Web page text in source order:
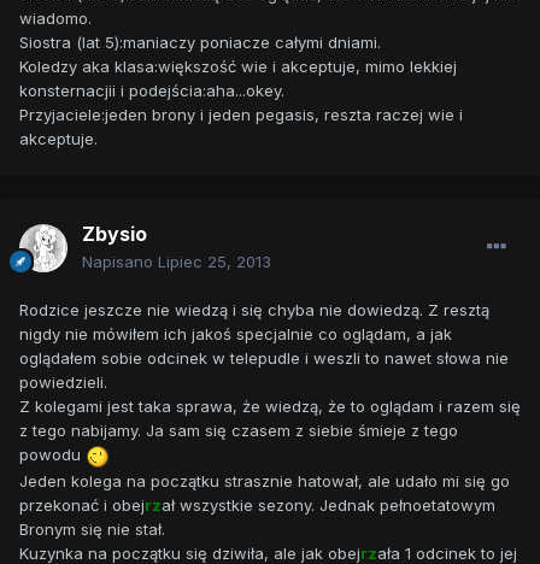
wiadomo.
Siostra (lat 5):maniaczy poniacze całymi dniami.
Koledzy aka klasa:większość wie i akceptuje, mimo lekkiej
konsternacjii i podejścia:aha...okey.
Przyjaciele:jeden brony i jeden pegasis, reszta raczej wie i
akceptuje.
Zbysio
Napisano Lipiec 25, 2013
Rodzice jeszcze nie wiedzą i się chyba nie dowiedzą. Z resztą
nigdy nie mówiłem ich jakoś specjalnie co oglądam, a jak
oglądałem sobie odcinek w telepudle i weszli to nawet słowa nie
powiedzieli.
Z kolegami jest taka sprawa, że wiedzą, że to oglądam i razem się
z tego nabijamy. Ja sam się czasem z siebie śmieje z tego
powodu
Jeden kolega na początku strasznie hatował, ale udało mi się go
przekonać i obejrzał wszystkie sezony. Jednak pełnoetatowym
Bronym się nie stał.
Kuzynka na początku się dziwiła, ale jak obejrzała 1 odcinek to jej